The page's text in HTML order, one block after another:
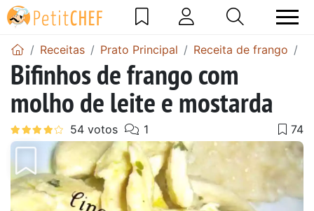
Receitas Prato Principal Receita de frango
Bifinhos de frango com
molho de leite e mostarda